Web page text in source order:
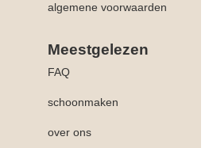
algemene voorwaarden
Meestgelezen
FAQ
schoonmaken
over ons